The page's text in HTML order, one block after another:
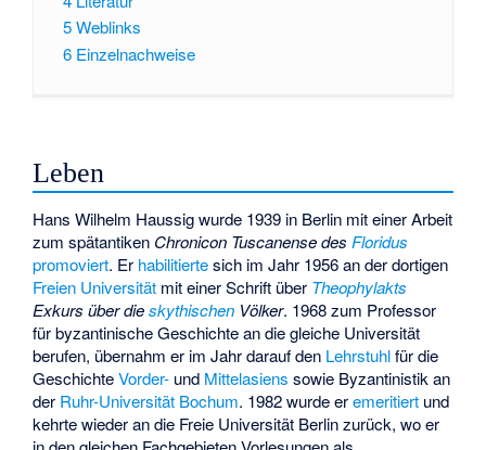
5Weblinks
6 Einzelnachweise
Leben
Hans Wilhelm Haussig wurde 1939 in Berlin mit einer Arbeit
zum spätantiken Chronicon Tuscanense desFloridus
promoviert. Er habilitiertesich im Jahr 1956 an der dortigen
Freien Universität mit einer Schrift über Theophylakts
Exkurs über dieskythischen Völker. 1968 zum Professor
für byzantinische Geschichte an die gleiche Universität
berufen, übernahm er im Jahr darauf den Lehrstuhlfür die
GeschichteVorder- und Mittelasiens sowie Byzantinistik an
der Ruhr-Universität Bochum. 1982 wurde eremeritiert und
kehrte wieder an die Freie Universität Berlin zurück, wo er